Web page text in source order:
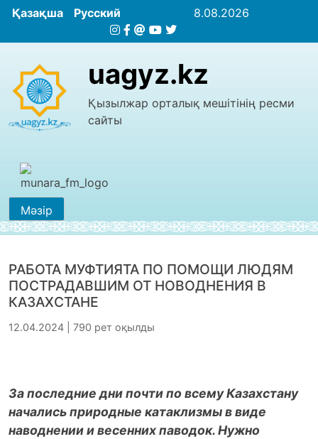
Қазақша Русский 8.08.2026
uagyz.kz
Қызылжар орталық мешітінің ресми
сайты
Мәзір
РАБОТА МУФТИЯТА ПО ПОМОЩИ ЛЮДЯМ
ПОСТРАДАВШИМ ОТ НОВОДНЕНИЯ В
КАЗАХСТАНЕ
12.04.2024 | 790 рет оқылды
За последние дни почти по всему Казахстану
начались природные катаклизмы в виде
наводнении и весенних паводок. Нужно